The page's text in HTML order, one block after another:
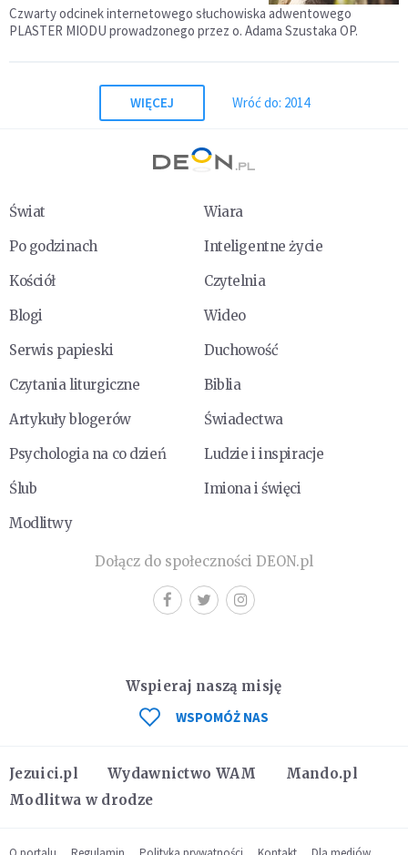
Czwarty odcinek internetowego słuchowiska adwentowego
PLASTER MIODU prowadzonego przez o. Adama Szustaka OP.
WIĘCEJ Wróć do: 2014
Świat
Wiara
Po godzinach
Inteligentne życie
Kościół
Czytelnia
Blogi
Wideo
Serwis papieski
Duchowość
Czytania liturgiczne
Biblia
Artykuły blogerów
Świadectwa
Psychologia na co dzień
Ludzie i inspiracje
Ślub
Imiona i święci
Modlitwy
Dołącz do społeczności DEON.pl
Jezuici.pl Wydawnictwo WAM
Mando.pl
Modlitwa w drodze
Wspieraj naszą misję
WSPOMÓŻ NAS